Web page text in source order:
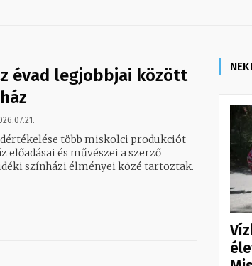
évad legjobbjai között
több miskolci produkciót
és művészei a szerző
színházi élményei közé tartoztak.